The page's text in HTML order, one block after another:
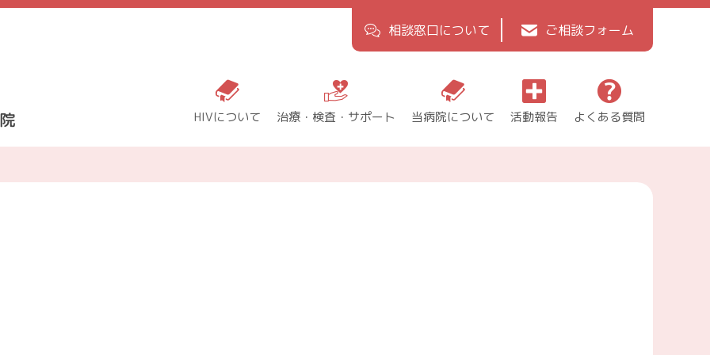
相談窓口について ご相談フォーム
HIVについて 治療・検査・サポート 当病院について 活動報告 よくある質問